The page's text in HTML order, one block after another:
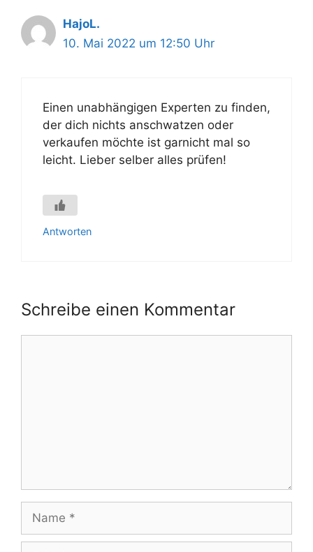
HajoL.
10. Mai 2022 um 12:50 Uhr
Einen unabhängigen Experten zu finden,
der dich nichts anschwatzen oder
verkaufen möchte ist garnicht mal so
leicht. Lieber selber alles prüfen!
Antworten
Schreibe einen Kommentar
Name